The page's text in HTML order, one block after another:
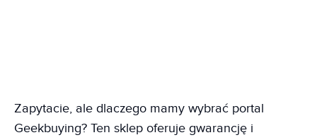
Zapytacie, ale dlaczego mamy wybrać portal
Geekbuying? Ten sklep oferuje gwarancję i